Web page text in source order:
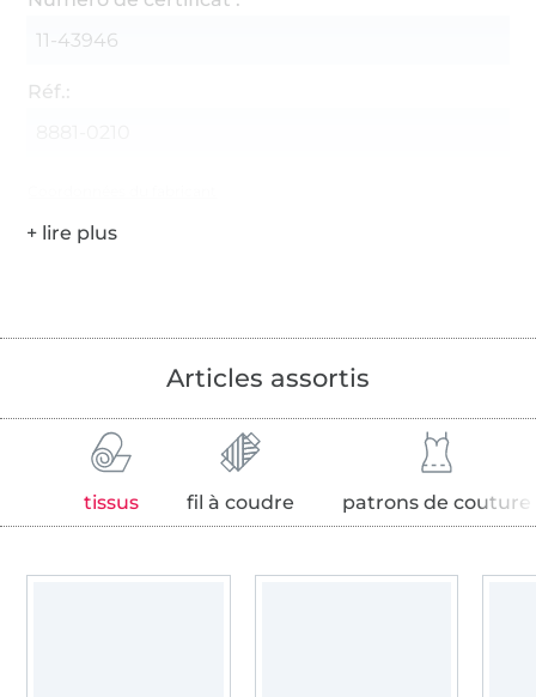
11-43946
Réf.:
Articles assortis
tissus fil à coudre patrons de couture